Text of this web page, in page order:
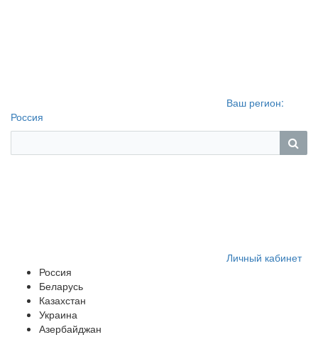
Ваш регион:
Россия
Личный кабинет
Россия
Беларусь
Казахстан
Украина
Азербайджан